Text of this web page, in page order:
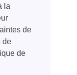
la
de
de
de